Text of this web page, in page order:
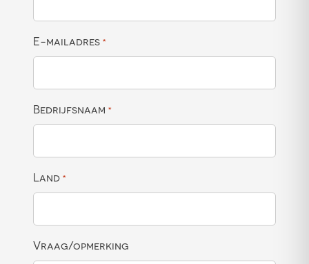
E-mailadres *
Bedrijfsnaam *
Land *
Vraag/opmerking